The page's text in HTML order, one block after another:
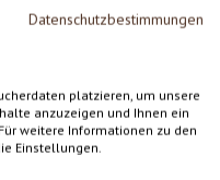
Datenschutzbestimmungen
platzieren, um unsere
anzuzeigen und Ihnen ein
weitere Informationen zu den
Einstellungen.
con altri clienti.